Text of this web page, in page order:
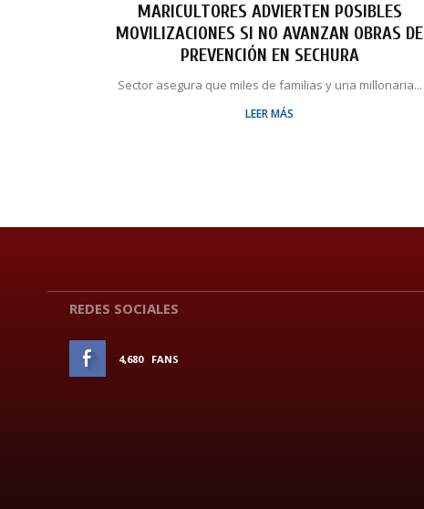
MARICULTORES ADVIERTEN POSIBLES
MOVILIZACIONES SI NO AVANZAN OBRAS DE
PREVENCIÓN EN SECHURA
Sector asegura que miles de familias y una millonaria...
LEER MÁS
REDES SOCIALES
4,680 FANS